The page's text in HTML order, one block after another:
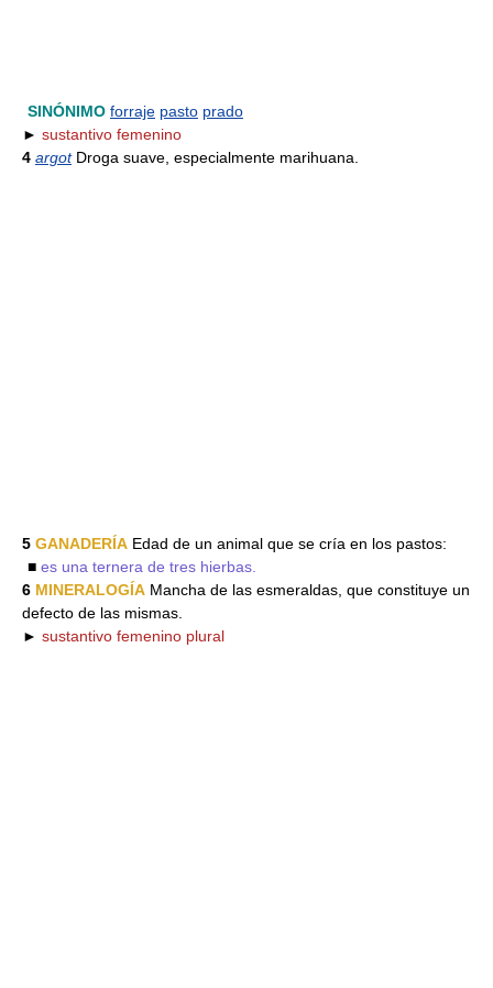
SINÓNIMO forraje pasto prado
► sustantivo femenino
4 argotDroga suave, especialmente marihuana.
5 GANADERÍA Edad de un animal que se cría en los pastos:
■ es una ternera de tres hierbas.
6 MINERALOGÍA Mancha de las esmeraldas, que constituye un
defecto de las mismas.
► sustantivo femenino plural